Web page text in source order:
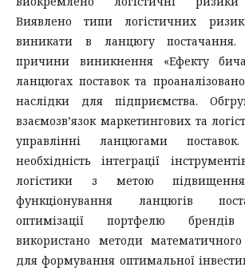
Виявлено типи логістичних
виникати в ланцюгу постачання.
причини виникнення «Ефекту
ланцюгах поставок та
наслідки для підприємства.
взаємозв’язок маркетингових та
управлінні ланцюгами поставок.
необхідність інтеграції
логістики з метою підвищення
функціонування ланцюгів
оптимізації портфелю брендів
використано методи
для формування оптимальної